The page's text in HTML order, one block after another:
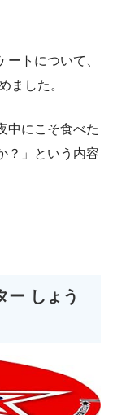
トについて、
ました。
中にこそ食べた
？」という内容
ー しょう